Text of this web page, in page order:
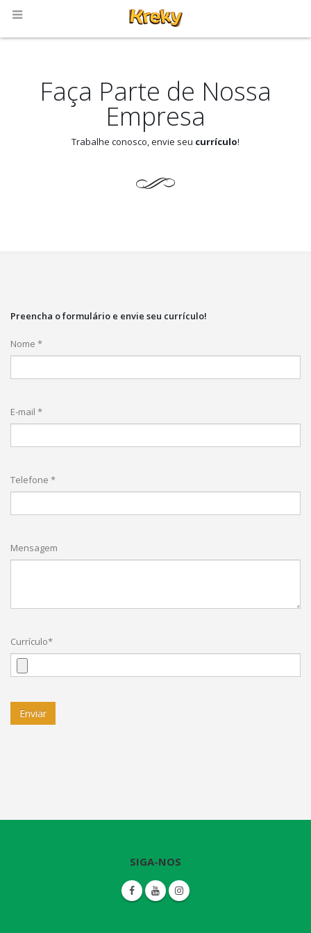
Faça Parte de Nossa
Empresa
Trabalhe conosco, envie seu currículo!
Preencha o formulário e envie seu currículo!
Nome *
E-mail *
Telefone *
Mensagem
Currículo*
SIGA-NOS